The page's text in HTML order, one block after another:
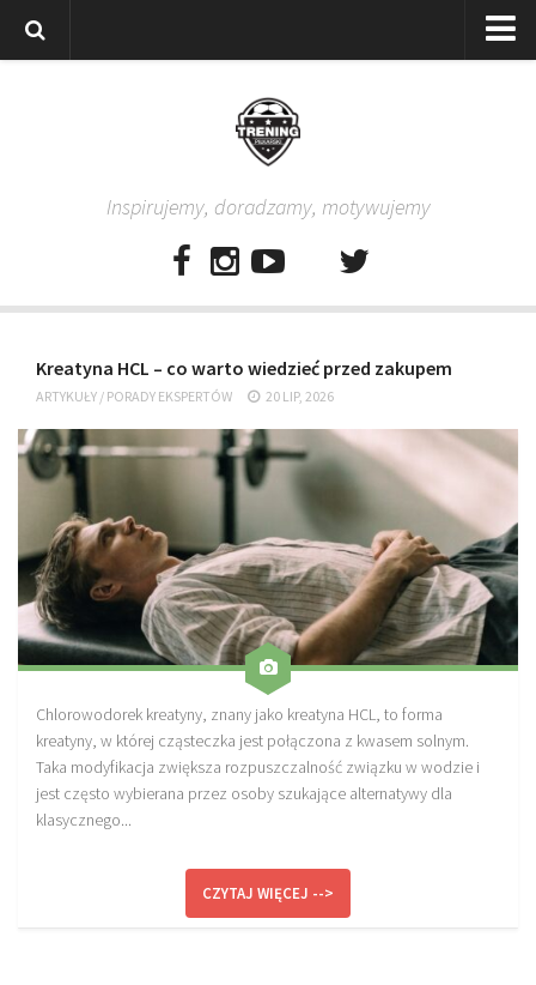
Rodzice
Baza ćwiczeń
Pro Training
Aplikacja
Aplikacja Pro Training – Trening Piłkarski
Plan treningowy “Piłkarski W-F w domu”
Sprzęt treningowy
Poręcze do ćwiczeń PRO TRAINING
Drążki do ćwiczeń PRO TRAINING
Guma oporowa PRO TRAINING
PRODUKTY
Piłkarska Kuchnia
Planer Trenera – dziennik, konspekty, notatki
Inspirujemy, doradzamy, motywujemy
Kreatyna HCL – co warto wiedzieć przed zakupem
ARTYKUŁY / PORADY EKSPERTÓW 20 LIP, 2026
Chlorowodorek kreatyny, znany jako kreatyna HCL, to forma
kreatyny, w której cząsteczka jest połączona z kwasem solnym.
Taka modyfikacja zwiększa rozpuszczalność związku w wodzie i
jest często wybierana przez osoby szukające alternatywy dla
klasycznego...
CZYTAJ WIĘCEJ -->